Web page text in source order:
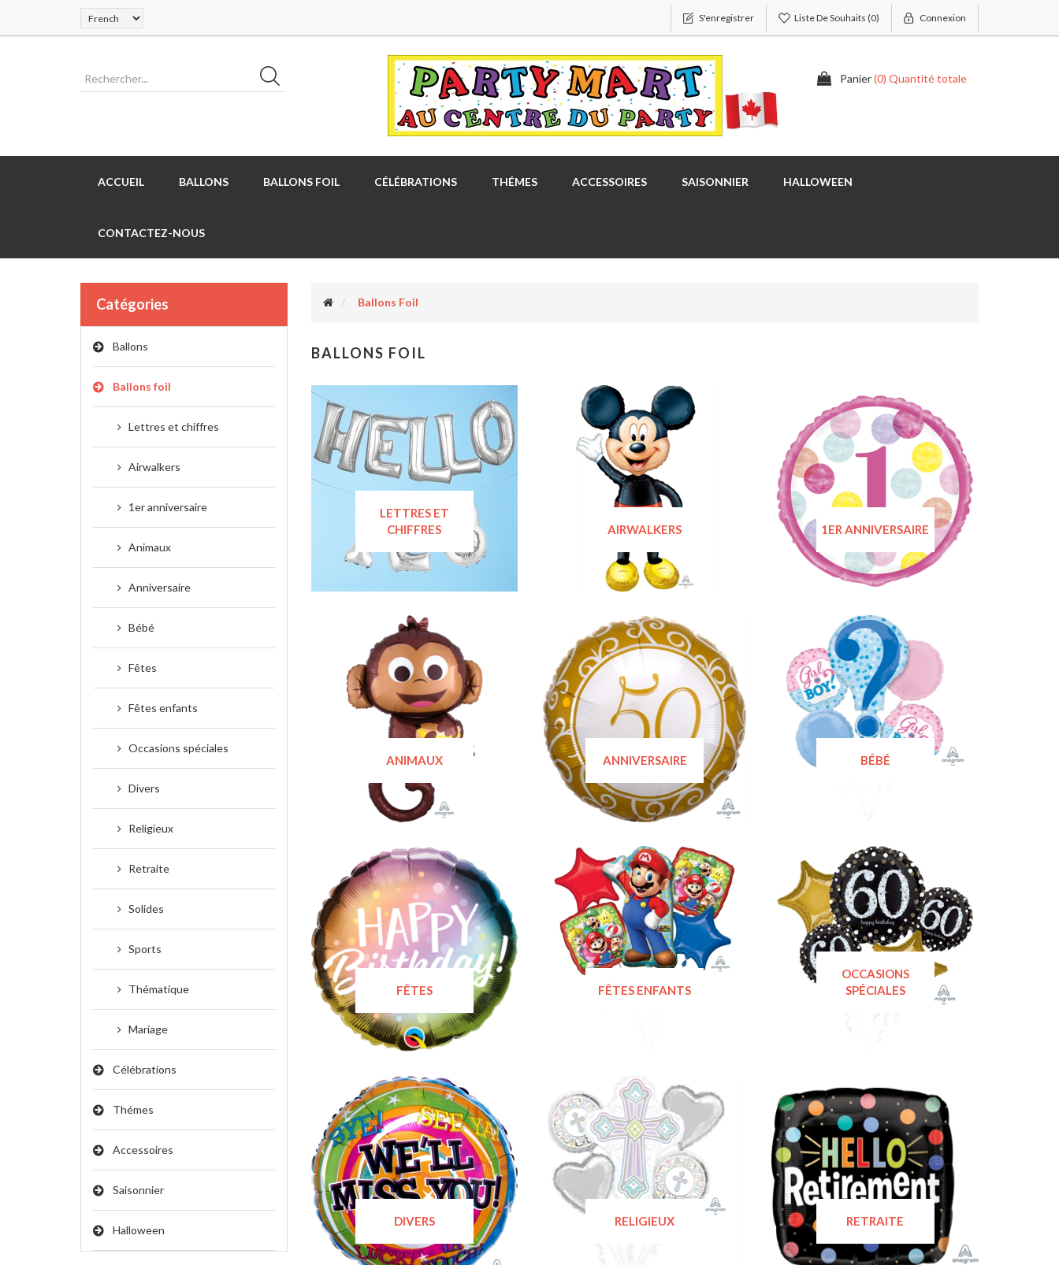
S'enregistrer Liste De Souhaits (0) Connexion
Panier(0) Quantité totale
ACCUEIL BALLONS BALLONS FOIL CÉLÉBRATIONS THÉMES ACCESSOIRES SAISONNIER HALLOWEEN
CONTACTEZ-NOUS
Catégories
Ballons
Ballons foil
Lettres et chiffres
Airwalkers
1er anniversaire
Animaux
Anniversaire
Bébé
Fêtes
Fêtes enfants
Occasions spéciales
Divers
Religieux
Retraite
Solides
Sports
Thématique
Mariage
Célébrations
Thémes
Accessoires
Saisonnier
Halloween
Ballons Foil
BALLONS FOIL
LETTRES ET
CHIFFRES
AIRWALKERS 1ER ANNIVERSAIRE
ANIMAUX ANNIVERSAIRE BÉBÉ
FÊTES FÊTES ENFANTS
OCCASIONS
SPÉCIALES
DIVERS RELIGIEUX RETRAITE